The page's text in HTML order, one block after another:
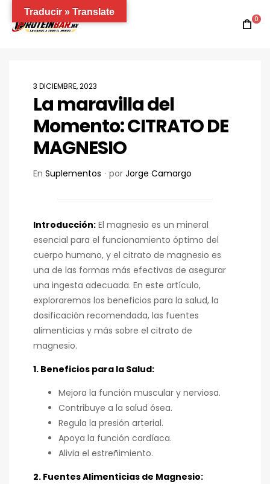
0
3 DICIEMBRE, 2023
La maravilla del
Momento: CITRATO DE
MAGNESIO
En Suplementos por Jorge Camargo
Introducción: El magnesio es un mineral
esencial para el funcionamiento óptimo del
cuerpo humano, y el citrato de magnesio es
una de las formas más efectivas de asegurar
una ingesta adecuada. En este artículo,
exploraremos los beneficios para la salud, la
dosificación recomendada, las fuentes
alimenticias y más sobre el citrato de
magnesio.
1. Beneficios para la Salud:
Mejora la función muscular y nerviosa.
Contribuye a la salud ósea.
Regula la presión arterial.
Apoya la función cardíaca.
Alivia el estreñimiento.
2. Fuentes Alimenticias de Magnesio:
Traducir » Translate